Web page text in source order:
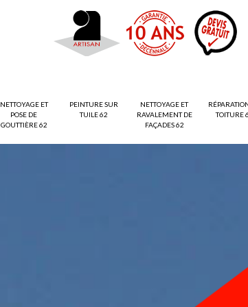
NETTOYAGE ET
POSE DE
GOUTTIÈRE 62
PEINTURE SUR
TUILE 62
NETTOYAGE ET
RAVALEMENT DE
FAÇADES 62
TOITURE